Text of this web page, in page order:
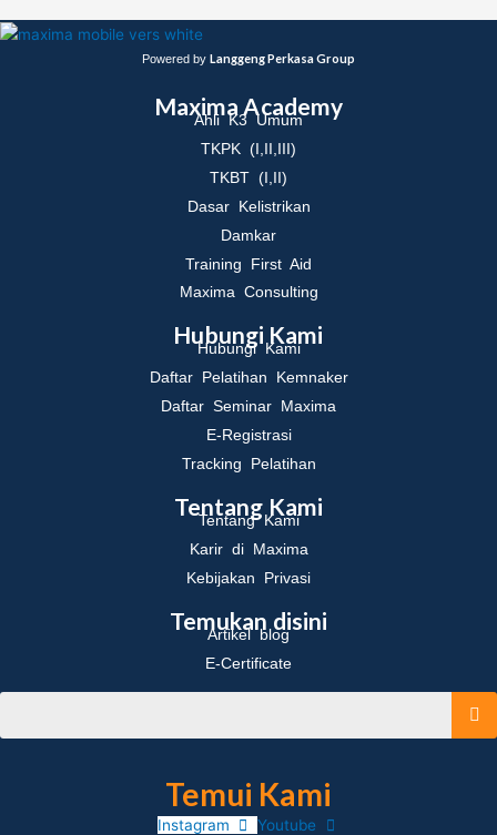
Powered by Langgeng Perkasa Group
Maxima Academy
Ahli K3 Umum
TKPK (I,II,III)
TKBT (I,II)
Dasar Kelistrikan
Damkar
Training First Aid
Maxima Consulting
Hubungi Kami
Hubungi Kami
Daftar Pelatihan Kemnaker
Daftar Seminar Maxima
E-Registrasi
Tracking Pelatihan
Tentang Kami
Tentang Kami
Karir di Maxima
Kebijakan Privasi
Temukan disini
Artikel blog
E-Certificate
Temui Kami
Instagram Youtube